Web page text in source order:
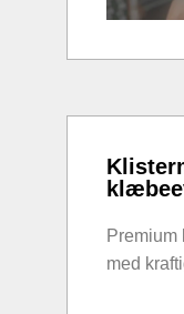
Premium
med